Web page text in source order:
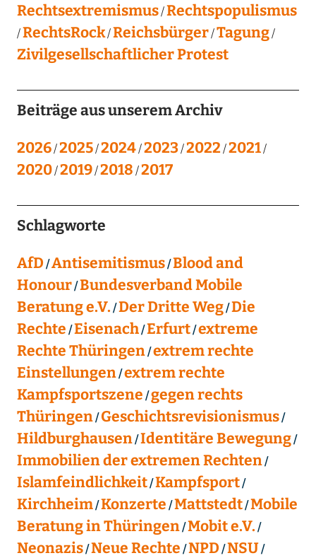
Rechtsextremismus Rechtspopulismus
RechtsRock Reichsbürger Tagung
Zivilgesellschaftlicher Protest
Beiträge aus unserem Archiv
2026 2025 2024 2023 2022 2021
2020 2019 2018 2017
Schlagworte
AfD Antisemitismus Blood and
Honour Bundesverband Mobile
Beratung e.V. Der Dritte Weg Die
Rechte Eisenach Erfurt extreme
Rechte Thüringen extrem rechte
Einstellungen extrem rechte
Kampfsportszene gegen rechts
Thüringen Geschichtsrevisionismus
Hildburghausen Identitäre Bewegung
Immobilien der extremen Rechten
Islamfeindlichkeit Kampfsport
Kirchheim Konzerte Mattstedt Mobile
Beratung in Thüringen Mobit e.V.
Neonazis Neue Rechte NPD NSU